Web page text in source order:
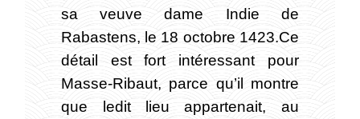
sa veuve dame Indie de
Rabastens, le 18 octobre 1423.Ce
détail est fort intéressant pour
Masse-Ribaut, parce qu’il montre
que ledit lieu appartenait, au